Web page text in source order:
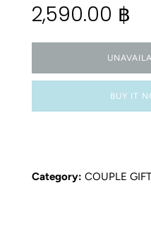
price
2,590.00 ฿
BUY IT
Category: COUPLE GIFT